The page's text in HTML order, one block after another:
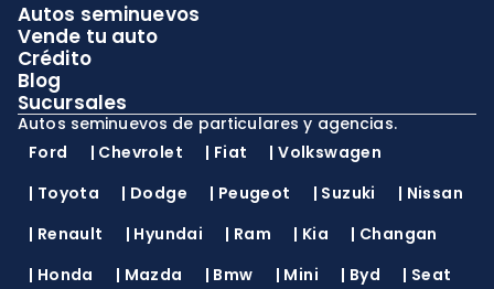
Autos seminuevos
Vende tu auto
Crédito
Blog
Sucursales
Autos seminuevos de particulares y agencias.
Ford
| Chevrolet | Fiat |Volkswagen
| Toyota | Dodge | Peugeot | Suzuki | Nissan
| Renault | Hyundai | Ram | Kia | Changan
| Honda | Mazda | Bmw | Mini | Byd | Seat